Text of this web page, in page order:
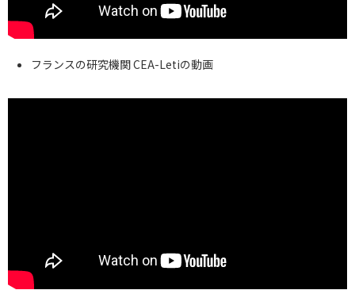
フランスの研究機関 CEA-Letiの動画